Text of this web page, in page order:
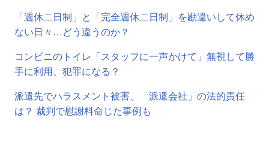
「週休二日制」と「完全週休二日制」を勘違いして休め
ない日々…どう違うのか？
コンビニのトイレ「スタッフに一声かけて」無視して勝
手に利用、犯罪になる？
派遣先でハラスメント被害、「派遣会社」の法的責任
は？ 裁判で慰謝料命じた事例も